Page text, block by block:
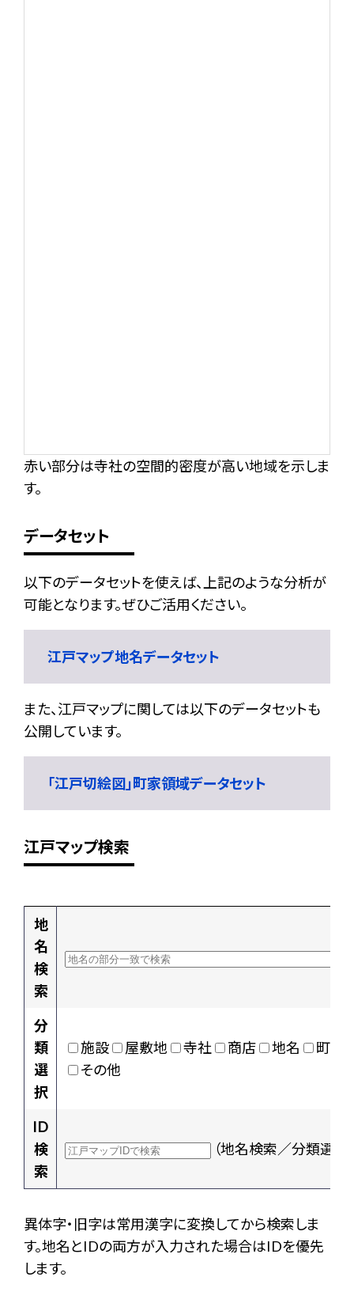
赤い部分は寺社の空間的密度が高い地域を示しま
す。
データセット
以下のデータセットを使えば、上記のような分析が
可能となります。ぜひご活用ください。
江戸マップ地名データセット
また、江戸マップに関しては以下のデータセットも
公開しています。
「江戸切絵図」町家領域データセット
江戸マップ検索
地
名
検
索
分
類
選
択
施設 屋敷地 寺社 商店 地名
町村
その他
ID
検
索
（地名検索／分類選択
異体字・旧字は常用漢字に変換してから検索しま
す。地名とIDの両方が入力された場合はIDを優先
します。